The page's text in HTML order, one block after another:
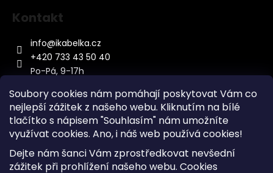
Soubory cookies nám pomáhají poskytovat Vám co
nejlepší zážitek z našeho webu. Kliknutím na bílé
tlačítko s nápisem "Souhlasím" nám umožníte
využívat cookies. Ano, i náš web používá cookies!
Dejte nám šanci Vám zprostředkovat nevšední
zážitek při prohlížení našeho webu. Cookies
Kontakt
info@ikabelka.cz
+420 733 43 50 40
Po-Pá, 9-17h
Kontakt
Sitemap